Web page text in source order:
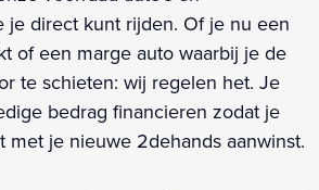
je direct kunt rijden. Of je nu een
of een marge auto waarbij je de
te schieten: wij regelen het. Je
bedrag financieren zodat je
met je nieuwe 2dehands aanwinst.